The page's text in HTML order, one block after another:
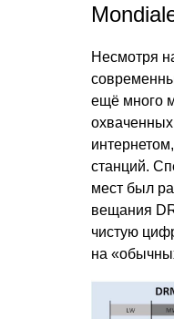
Несмотря
ещё много
станций.
мест был
вещания
чистую
на